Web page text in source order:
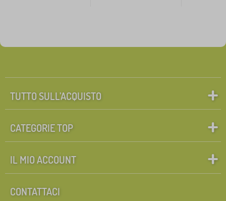
TUTTO SULL’ACQUISTO
CATEGORIE TOP
IL MIO ACCOUNT
CONTATTACI